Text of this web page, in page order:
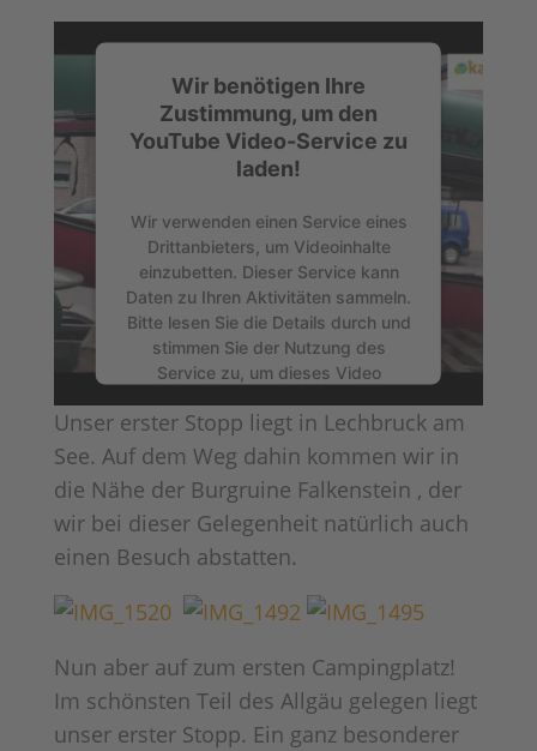
Wir benötigen Ihre
Zustimmung, um den
YouTube Video-Service zu
laden!
Wir verwenden einen Service eines
Drittanbieters, um Videoinhalte
einzubetten. Dieser Service kann
Daten zu Ihren Aktivitäten sammeln.
Bitte lesen Sie die Details durch und
stimmen Sie der Nutzung des
Service zu, um dieses Video
Mehr Informationen
Akzeptieren
powered byUsercentrics Consent
Unser erster Stopp liegt in Lechbruck am
See. Auf dem Weg dahin kommen wir in
die Nähe der Burgruine Falkenstein , der
wir bei dieser Gelegenheit natürlich auch
einen Besuch abstatten.
Nun aber auf zum ersten Campingplatz!
Im schönsten Teil des Allgäu gelegen liegt
unser erster Stopp. Ein ganz besonderer